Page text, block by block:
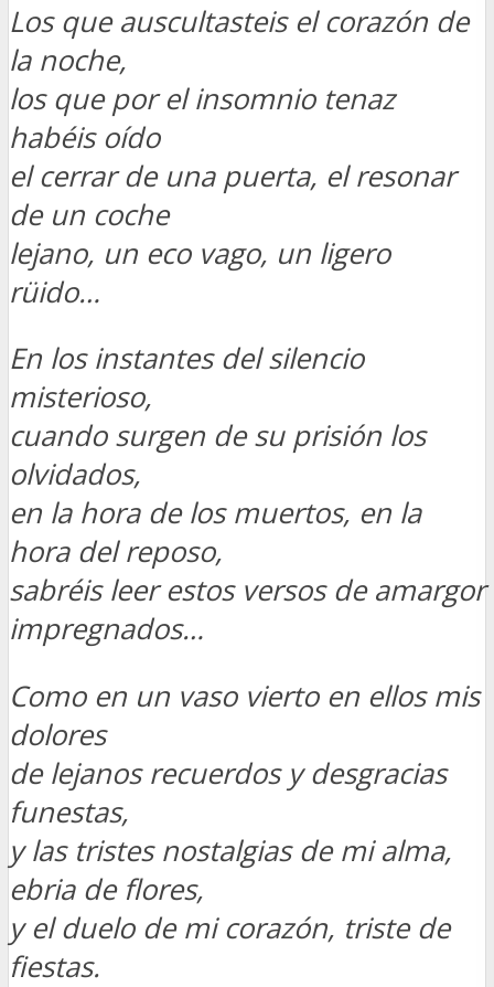
Los que auscultasteis el corazón de
la noche,
los que por el insomnio tenaz
habéis oído
el cerrar de una puerta, el resonar
de un coche
lejano, un eco vago, un ligero
rüido…
En los instantes del silencio
misterioso,
cuando surgen de su prisión los
olvidados,
en la hora de los muertos, en la
hora del reposo,
sabréis leer estos versos de amargor
impregnados…
Como en un vaso vierto en ellos mis
dolores
de lejanos recuerdos y desgracias
funestas,
y las tristes nostalgias de mi alma,
ebria de flores,
y el duelo de mi corazón, triste de
fiestas.